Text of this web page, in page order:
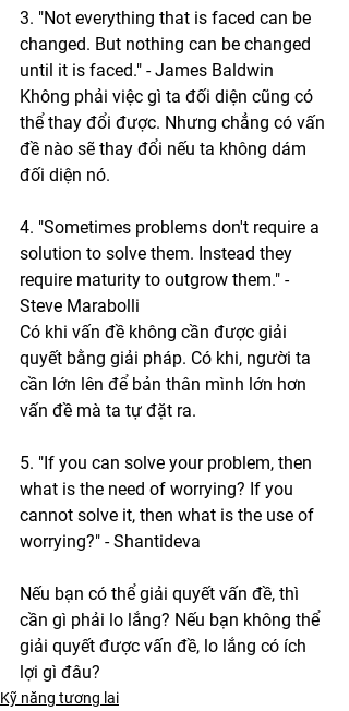
3. "Not everything that is faced can be
changed. But nothing can be changed
until it is faced." - James Baldwin
Không phải việc gì ta đối diện cũng có
thể thay đổi được. Nhưng chẳng có vấn
đề nào sẽ thay đổi nếu ta không dám
đối diện nó.
4. "Sometimes problems don't require a
solution to solve them. Instead they
require maturity to outgrow them." -
Steve Marabolli
Có khi vấn đề không cần được giải
quyết bằng giải pháp. Có khi, người ta
cần lớn lên để bản thân mình lớn hơn
vấn đề mà ta tự đặt ra.
5. "If you can solve your problem, then
what is the need of worrying? If you
cannot solve it, then what is the use of
worrying?" - Shantideva
Nếu bạn có thể giải quyết vấn đề, thì
cần gì phải lo lắng? Nếu bạn không thể
giải quyết được vấn đề, lo lắng có ích
lợi gì đâu?
Kỹ năng tương lai